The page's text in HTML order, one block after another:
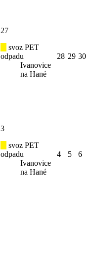
27
svoz PET
odpadu
Ivanovice
na Hané
28 29 30
3
svoz PET
odpadu
Ivanovice
na Hané
4 5 6